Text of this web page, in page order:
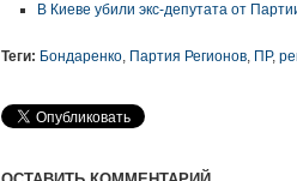
В Киеве убили экс-депутата от
Теги: Бондаренко, Партия Регионов, ПР,